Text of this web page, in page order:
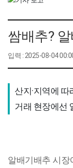
쌈배추?
입력 : 2025-08-04
산지·지역에 따
거래 현장에선
알배기배추 시